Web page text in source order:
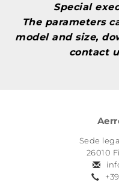
Special
The parameters
model and size,
contact
Sede
26010